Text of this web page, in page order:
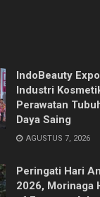
IndoBeauty
Industri
Perawatan
Daya Saing
AGUSTUS 7, 2026
Peringati Hari
2026, Morinaga